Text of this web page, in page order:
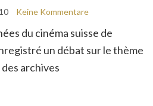
Keine Kommentare
du cinéma suisse de
un débat sur le thème
archives